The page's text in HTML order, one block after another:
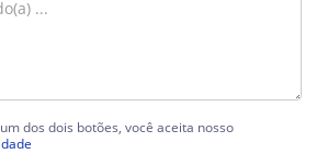
dos dois botões, você aceita nosso